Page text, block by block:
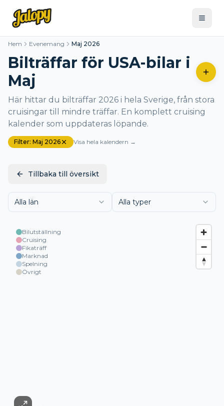
Hem Evenemang Maj 2026
Bilträffar för USA-bilar i
Maj
Här hittar du bilträffar 2026 i hela Sverige, från stora
cruisingar till mindre träffar. En komplett cruising
kalender som uppdateras löpande.
Filter: Maj 2026 Visa hela kalendern →
Tillbaka till översikt
Alla län Alla typer
Bilutställning
Cruising
Fikaträff
Marknad
Spelning
Övrigt